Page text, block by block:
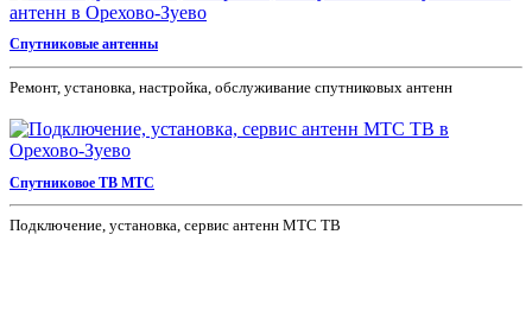
Спутниковые антенны
Ремонт, установка, настройка, обслуживание спутниковых антенн
Спутниковое ТВ МТС
Подключение, установка, сервис антенн МТС ТВ